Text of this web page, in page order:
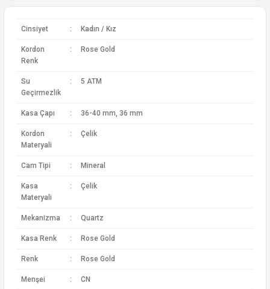
Cinsiyet : Kadın / Kız
Kordon
Renk
: Rose Gold
Su
Geçirmezlik
: 5 ATM
Kasa Çapı : 36-40 mm, 36 mm
Kordon
Materyali
: Çelik
Cam Tipi : Mineral
Kasa
Materyali
: Çelik
Mekanizma : Quartz
Kasa Renk : Rose Gold
Renk : Rose Gold
Menşei : CN